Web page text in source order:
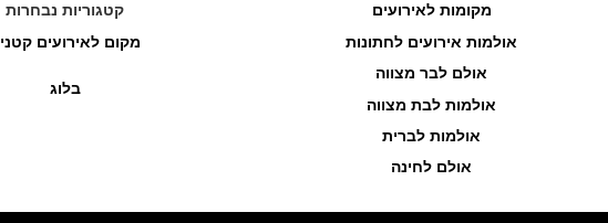
מקומות לאירועים
אולמות אירועים לחתונות
אולם לבר מצווה
אולמות לבת מצווה
אולמות לברית
אולם לחינה
קטגוריות נבחרות
מקום לאירועים
בלוג